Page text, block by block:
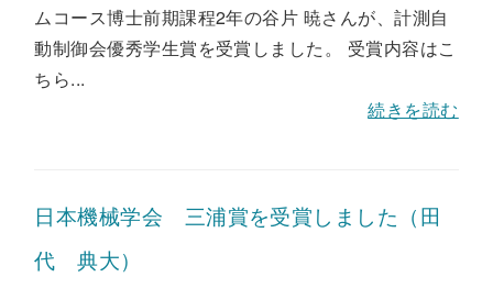
ムコース博士前期課程2年の谷片 暁さんが、計測自
動制御会優秀学生賞を受賞しました。 受賞内容はこ
ちら...
続きを読む
日本機械学会 三浦賞を受賞しました（田
代 典大）